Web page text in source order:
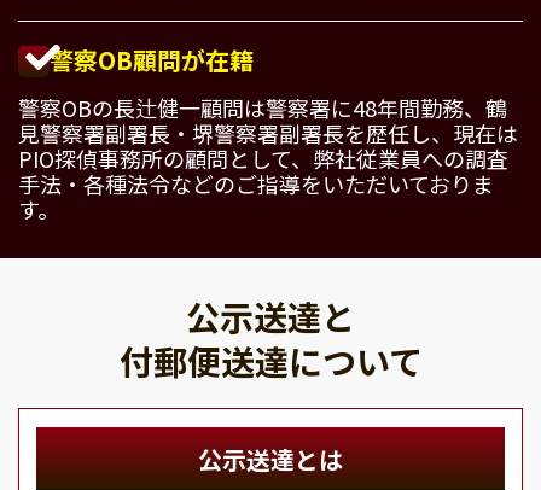
警察OB顧問が在籍
警察OBの長辻健一顧問は警察署に48年間勤務、鶴
見警察署副署長・堺警察署副署長を歴任し、現在は
PIO探偵事務所の顧問として、弊社従業員への調査
手法・各種法令などのご指導をいただいておりま
す。
公示送達と
付郵便送達について
公示送達とは